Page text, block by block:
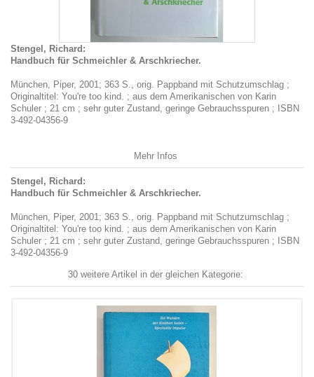
Stengel, Richard:
Handbuch für Schmeichler & Arschkriecher.
München, Piper, 2001; 363 S., orig. Pappband mit Schutzumschlag ;
Originaltitel: You're too kind. ; aus dem Amerikanischen von Karin
Schuler ; 21 cm ; sehr guter Zustand, geringe Gebrauchsspuren ; ISBN
3-492-04356-9
Mehr Infos
Stengel, Richard:
Handbuch für Schmeichler & Arschkriecher.
München, Piper, 2001; 363 S., orig. Pappband mit Schutzumschlag ;
Originaltitel: You're too kind. ; aus dem Amerikanischen von Karin
Schuler ; 21 cm ; sehr guter Zustand, geringe Gebrauchsspuren ; ISBN
3-492-04356-9
30 weitere Artikel in der gleichen Kategorie: